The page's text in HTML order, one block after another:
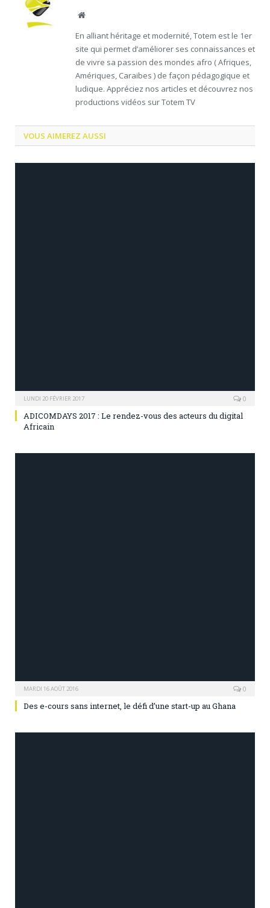
Website
En alliant héritage et modernité, Totem est le 1er
site qui permet d’améliorer ses connaissances et
de vivre sa passion des mondes afro ( Afriques,
Amériques, Caraibes ) de façon pédagogique et
ludique. Appréciez nos articles et découvrez nos
productions vidéos sur Totem TV
VOUS AIMEREZ AUSSI
LUNDI 20 FÉVRIER 2017 0
ADICOMDAYS 2017 : Le rendez-vous des acteurs du digital
Africain
MARDI 16 AOÛT 2016 0
Des e-cours sans internet, le défi d’une start-up au Ghana